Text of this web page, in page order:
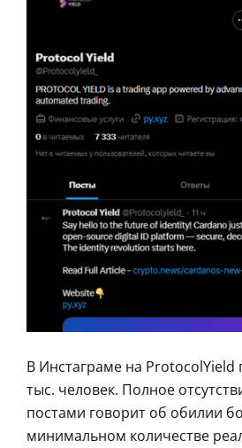
В Инстаграме на ProtocolYield
тыс. человек. Полное
постами говорит об обилии
минимальном количестве